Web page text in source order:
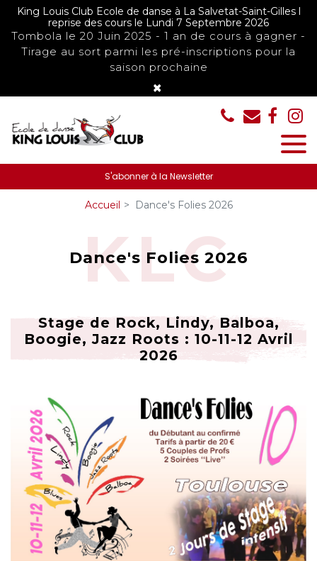
King Louis Club Ecole de danse à La Salvetat-Saint-Gilles l
reprise des cours le Lundi 7 Septembre 2026
Tombola le 20 Juin 2025 - 1 an de cours à gagner -
Tirage au sort parmi les pré-inscriptions pour la
saison prochaine
×
S'abonner à la Newsletter
Accueil Dance's Folies 2026
Dance's Folies 2026
Stage de Rock, Lindy, Balboa,
Boogie, Jazz Roots : 10-11-12 Avril
2026
Panneau de gestion des cookies